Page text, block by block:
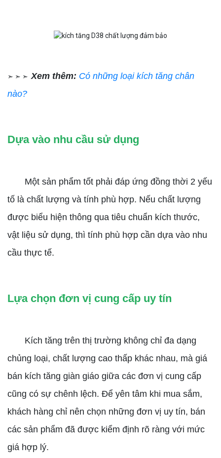
➣ ➣ ➣ Xem thêm: Có những loại kích tăng chân
nào?
Dựa vào nhu cầu sử dụng
Một sản phẩm tốt phải đáp ứng đồng thời 2 yếu
tố là chất lượng và tính phù hợp. Nếu chất lượng
được biểu hiện thông qua tiêu chuẩn kích thước,
vật liệu sử dụng, thì tính phù hợp cần dựa vào nhu
cầu thực tế.
Lựa chọn đơn vị cung cấp uy tín
Kích tăng trên thị trường không chỉ đa dạng
chủng loại, chất lượng cao thấp khác nhau, mà giá
bán kích tăng giàn giáo giữa các đơn vị cung cấp
cũng có sự chênh lệch. Để yên tâm khi mua sắm,
khách hàng chỉ nên chọn những đơn vị uy tín, bán
các sản phẩm đã được kiểm định rõ ràng với mức
giá hợp lý.